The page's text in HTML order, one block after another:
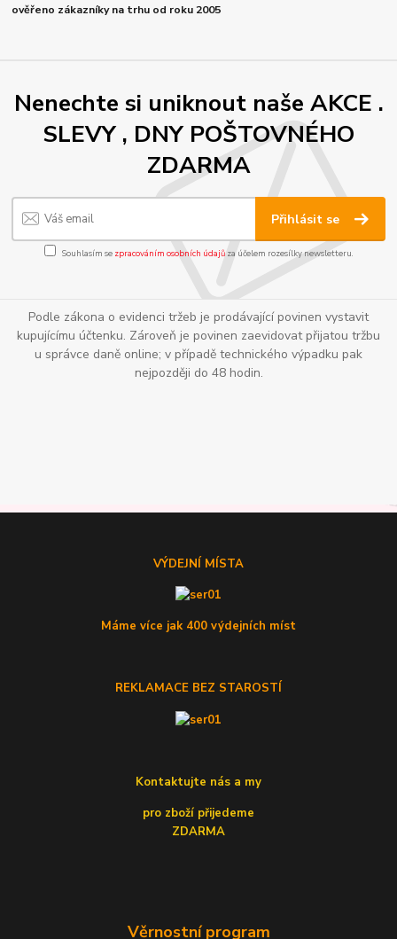
ověřeno zákazníky na trhu od roku 2005
Nenechte si uniknout naše AKCE .
SLEVY , DNY POŠTOVNÉHO
ZDARMA
Přihlásit se
Souhlasím se zpracováním osobních údajůza účelem rozesílky newsletteru.
Podle zákona o evidenci tržeb je prodávající povinen vystavit
kupujícímu účtenku. Zároveň je povinen zaevidovat přijatou tržbu
u správce daně online; v případě technického výpadku pak
nejpozději do 48 hodin.
VÝDEJNÍ MÍSTA
Máme více jak 400 výdejních míst
REKLAMACE BEZ STAROSTÍ
Kontaktujte nás a my
pro zboží přijedeme
ZDARMA
Věrnostní program